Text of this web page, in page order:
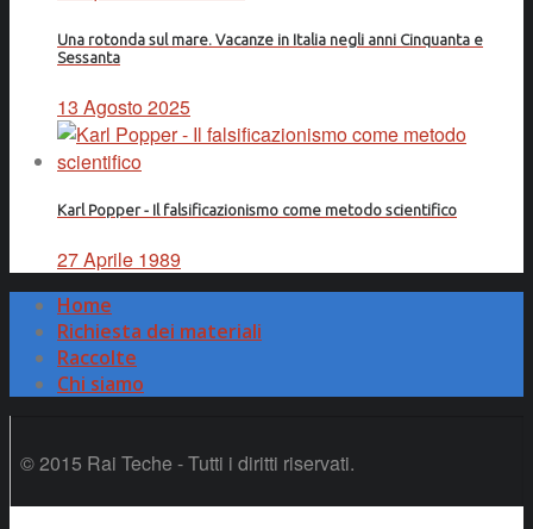
Una rotonda sul mare. Vacanze in Italia negli anni Cinquanta e
Sessanta
13 Agosto 2025
Karl Popper - Il falsificazionismo come metodo scientifico
27 Aprile 1989
Home
Richiesta dei materiali
Raccolte
Chi siamo
© 2015 Rai Teche - Tutti i diritti riservati.